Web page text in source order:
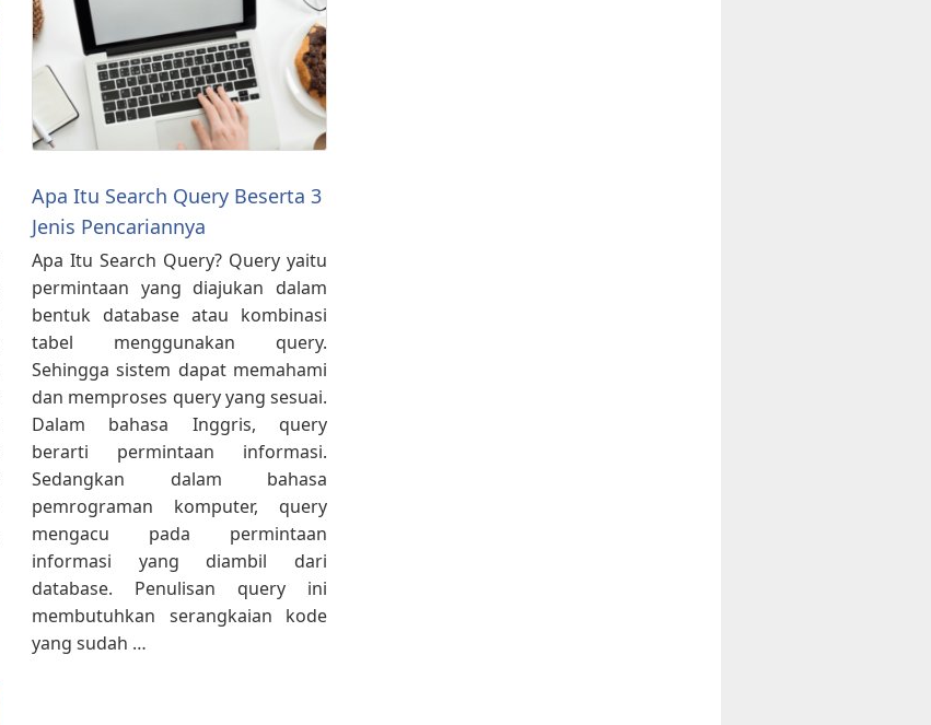
Apa Itu Search Query Beserta 3
Jenis Pencariannya
Apa Itu Search Query? Query yaitu
permintaan yang diajukan dalam
bentuk database atau kombinasi
tabel menggunakan query.
Sehingga sistem dapat memahami
dan memproses query yang sesuai.
Dalam bahasa Inggris, query
berarti permintaan informasi.
Sedangkan dalam bahasa
pemrograman komputer, query
mengacu pada permintaan
informasi yang diambil dari
database. Penulisan query ini
membutuhkan serangkaian kode
yang sudah …